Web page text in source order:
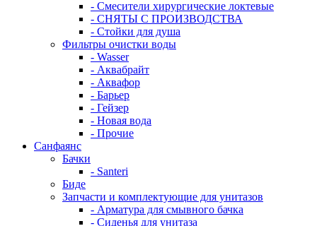
- Смесители хирургические локтевые
- СНЯТЫ С ПРОИЗВОДСТВА
- Стойки для душа
Фильтры очистки воды
- Wasser
- Аквабрайт
- Аквафор
- Барьер
- Гейзер
- Новая вода
- Прочие
Санфаянс
Бачки
- Santeri
Биде
Запчасти и комплектующие для унитазов
- Арматура для смывного бачка
- Сиденья для унитаза